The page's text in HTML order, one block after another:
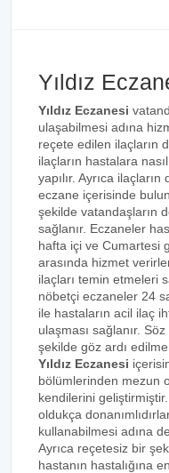
Yıldız
Yıldız Eczanesi
ulaşabilmesi adına
reçete edilen ilaçların
ilaçların hastalara
yapılır. Ayrıca
eczane içerisinde
şekilde vatandaşların
sağlanır. Eczaneler
hafta içi ve Cumartesi
arasında hizmet
ilaçları temin etmeleri
nöbetçi eczaneler 24
ile hastaların acil ilaç
ulaşması sağlanır.
şekilde göz ardı
Yıldız Eczanesi
bölümlerinden mezun
kendilerini
oldukça
kullanabilmesi adına
Ayrıca reçetesiz bir
hastanın hastalığına